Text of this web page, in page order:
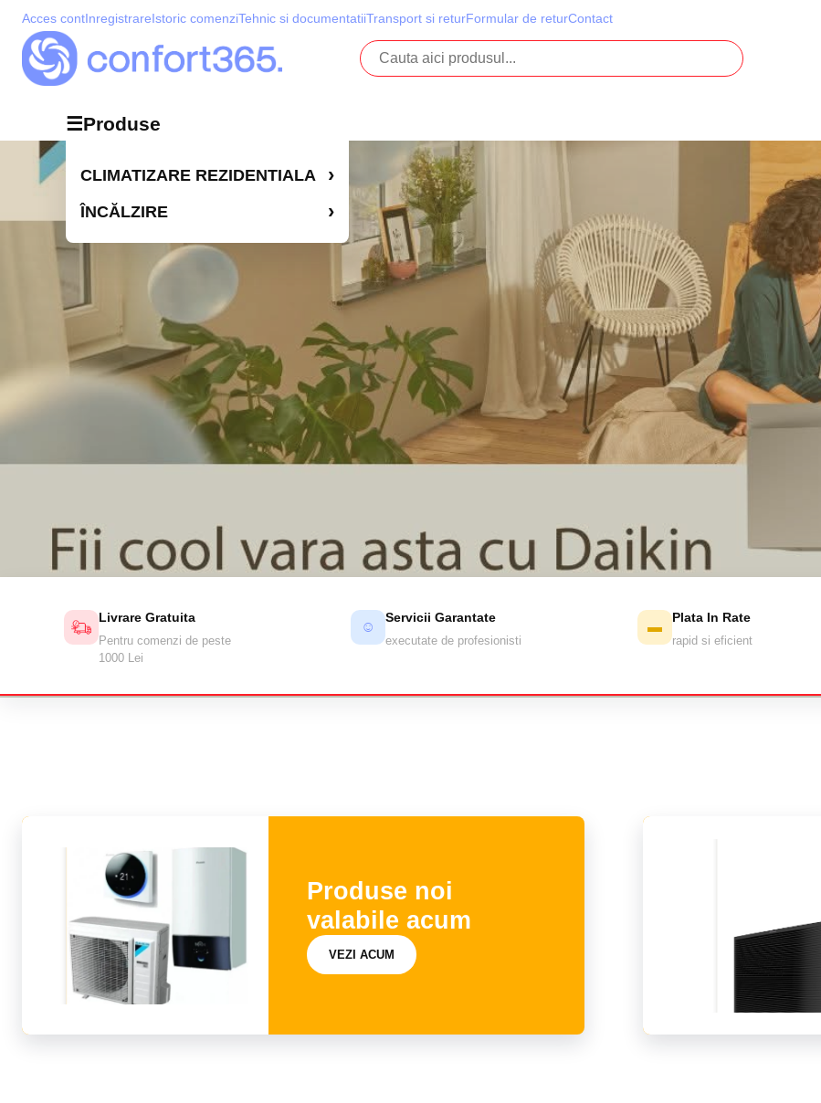
Acces contInregistrareIstoric comenziTehnic si documentatiiTransport si returFormular de returContact
☰Produse
Produse
CLIMATIZARE REZIDENTIALA ›
ÎNCĂLZIRE ›
Livrare Gratuita
Pentru comenzi de peste
1000 Lei
☺
Servicii Garantate
executate de profesionisti
▬
Plata In Rate
rapid si eficient
Produse noi
valabile acum
VEZI ACUM